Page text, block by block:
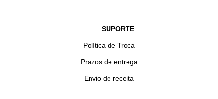
SUPORTE
Política de Troca
Prazos de entrega
Envio de receita